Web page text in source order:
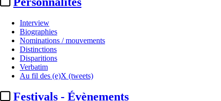
Interview
Biographies
Nominations / mouvements
Distinctions
Disparitions
Verbatim
Au fil des (e)X (tweets)
Festivals - Évènements